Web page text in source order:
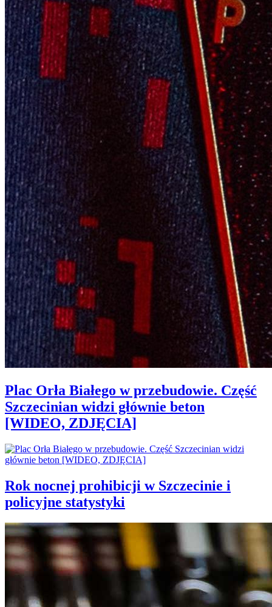
Plac Orła Białego w przebudowie. Część
Szczecinian widzi głównie beton
[WIDEO, ZDJĘCIA]
Rok nocnej prohibicji w Szczecinie i
policyjne statystyki